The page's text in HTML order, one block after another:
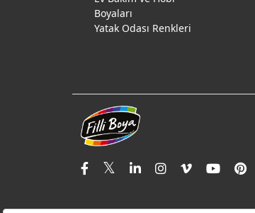
Boyaları
Yatak Odası Renkleri